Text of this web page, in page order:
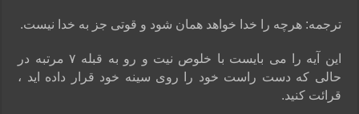
ترجمه: هرچه را خدا خواهد همان شود و قوتی جز به خدا نیست.
این آیه را می بایست با خلوص نیت و رو به قبله ۷ مرتبه در
حالی که دست راست خود را روی سینه خود قرار داده اید ،
قرائت کنید.